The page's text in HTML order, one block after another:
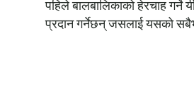
पहिले बालबालिकाको हेरचाह
प्रदान गर्नेछन् जसलाई यसको